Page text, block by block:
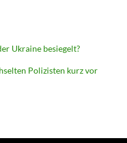
Ukraine besiegelt?
Polizisten kurz vor